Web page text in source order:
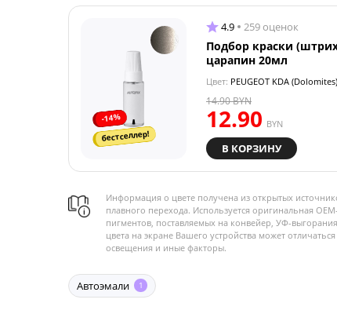
-14%
бестселлер!
4.9 259 оценок
Подбор краски
царапин 20мл
Цвет: PEUGEOT KDA (Dolomites)
12.90 BYN
14.90BYN
В КОРЗИНУ
Информация о цвете получена из открытых
плавного перехода. Используется оригинальная
пигментов, поставляемых на конвейер, УФ-
цвета на экране Вашего устройства может
освещения и иные факторы.
Автоэмали 1